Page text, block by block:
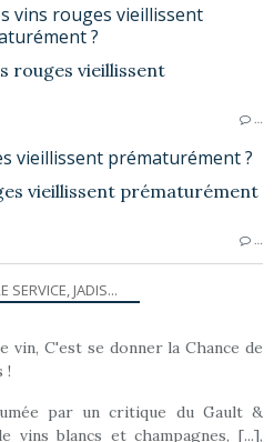
vins rouges vieillissent
?
vieillissent prématurément ?
SERVICE, JADIS...
vin, C'est se donner la Chance de
!
par un critique du Gault &
vins blancs et champagnes, [...],